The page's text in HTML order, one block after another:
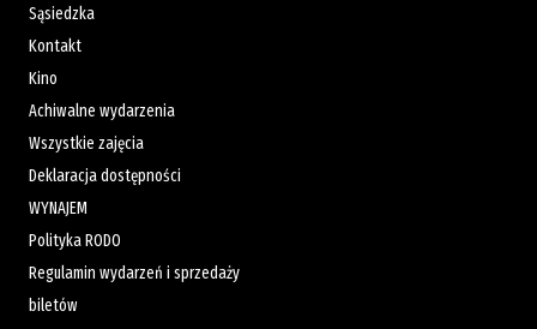
Sąsiedzka
Kontakt
Kino
Achiwalne wydarzenia
Wszystkie zajęcia
Deklaracja dostępności
WYNAJEM
Polityka RODO
Regulamin wydarzeń i sprzedaży
biletów